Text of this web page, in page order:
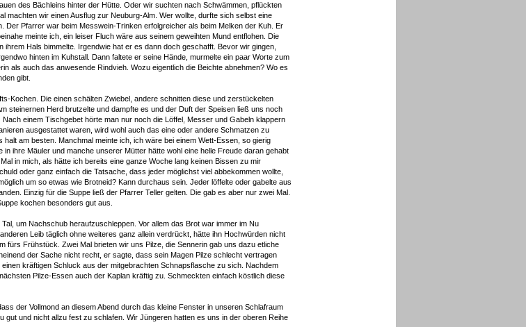
des Bächleins hinter der Hütte. Oder wir suchten nach Schwämmen, pflückten
machten wir einen Ausflug zur Neuburg-Alm. Wer wollte, durfte sich selbst eine
Der Pfarrer war beim Messwein-Trinken erfolgreicher als beim Melken der Kuh. Er
meinte ich, ein leiser Fluch wäre aus seinem geweihten Mund entflohen. Die
Hals bimmelte. Irgendwie hat er es dann doch geschafft. Bevor wir gingen,
hinten im Kuhstall. Dann faltete er seine Hände, murmelte ein paar Worte zum
als auch das anwesende Rindvieh. Wozu eigentlich die Beichte abnehmen? Wo es
gibt.
Kochen. Die einen schälten Zwiebel, andere schnitten diese und zerstückelten
steinernen Herd brutzelte und dampfte es und der Duft der Speisen ließ uns noch
einem Tischgebet hörte man nur noch die Löffel, Messer und Gabeln klappern
ausgestattet waren, wird wohl auch das eine oder andere Schmatzen zu
am besten. Manchmal meinte ich, ich wäre bei einem Wett-Essen, so gierig
ihre Mäuler und manche unserer Mütter hätte wohl eine helle Freude daran gehabt
in mich, als hätte ich bereits eine ganze Woche lang keinen Bissen zu mir
oder ganz einfach die Tatsache, dass jeder möglichst viel abbekommen wollte,
um so etwas wie Brotneid? Kann durchaus sein. Jeder löffelte oder gabelte aus
Einzig für die Suppe ließ der Pfarrer Teller gelten. Die gab es aber nur zwei Mal.
kochen besonders gut aus.
um Nachschub heraufzuschleppen. Vor allem das Brot war immer im Nu
Leib täglich ohne weiteres ganz allein verdrückt, hätte ihn Hochwürden nicht
fürs Frühstück. Zwei Mal brieten wir uns Pilze, die Sennerin gab uns dazu etliche
der Sache nicht recht, er sagte, dass sein Magen Pilze schlecht vertragen
kräftigen Schluck aus der mitgebrachten Schnapsflasche zu sich. Nachdem
Pilze-Essen auch der Kaplan kräftig zu. Schmeckten einfach köstlich diese
der Vollmond an diesem Abend durch das kleine Fenster in unseren Schlafraum
gut und nicht allzu fest zu schlafen. Wir Jüngeren hatten es uns in der oberen Reihe